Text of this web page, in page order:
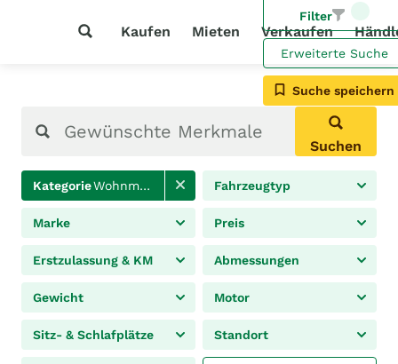
Kaufen Mieten Verkaufen
Filter
Erweiterte Suche
Suche speichern
Suchen
KategorieWohnmobile Fahrzeugtyp
Marke Preis
Erstzulassung & KM Abmessungen
Gewicht Motor
Sitz- & Schlafplätze Standort